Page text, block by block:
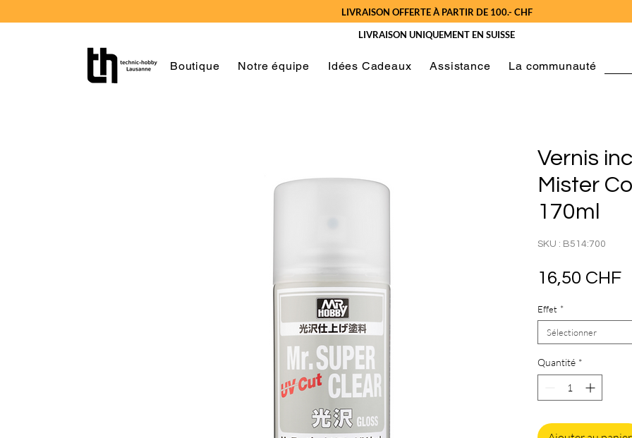
LIVRAISON OFFERTE À PARTIR DE 100.- CHF
LIVRAISON UNIQUEMENT EN SUISSE
Boutique Notre équipe Idées Cadeaux Assistance La communauté
Vernis
Mister
170ml
SKU : B514:700
16,50 CHF
Effet *
Sélectionner
Quantité *